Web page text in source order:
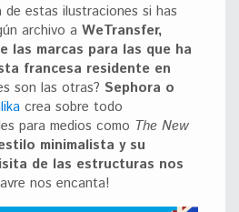
de estas ilustraciones si has
archivo a WeTransfer,
las marcas para las que ha
francesa residente en
son las otras? Sephora o
crea sobre todo
para medios como The New
minimalista y su
de las estructuras nos
nos encanta!